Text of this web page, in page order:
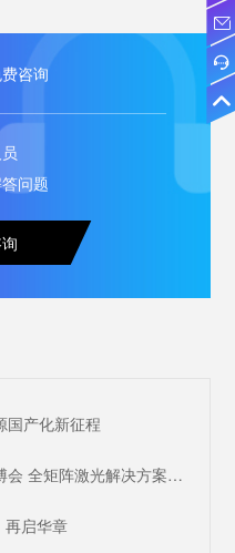
咨询
问题
国产化新征程
凯普林亮剑2026慕尼黑光博会 全矩阵激光解决方案破解全球产业痛点
再启华章